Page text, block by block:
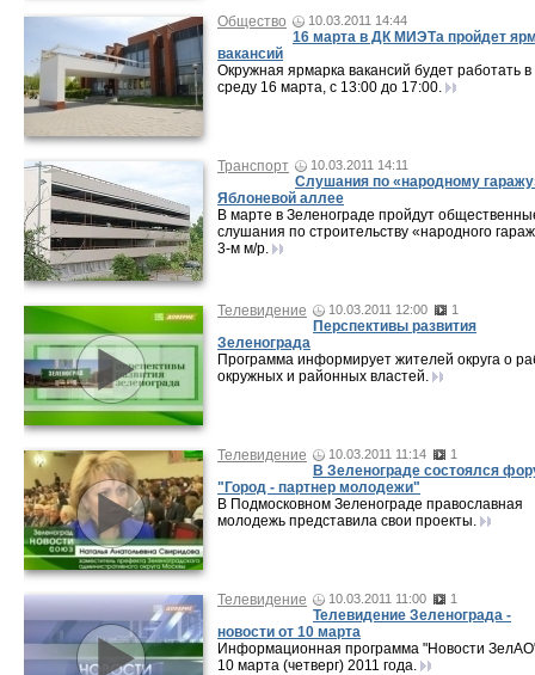
Общество 10.03.2011 14:44
16 марта в ДК МИЭТа пройдет
вакансий
Окружная ярмарка вакансий будет работать в
среду 16 марта, с 13:00 до 17:00.
Транспорт 10.03.2011 14:11
Слушания по «народному
Яблоневой аллее
В марте в Зеленограде пройдут
слушания по строительству «народного
3-м м/р.
Телевидение 10.03.2011 12:00 1
Перспективы развития
Зеленограда
Программа информирует жителей округа о
окружных и районных властей.
Телевидение 10.03.2011 11:14 1
В Зеленограде состоялся
"Город - партнер молодежи"
В Подмосковном Зеленограде православная
молодежь представила свои проекты.
Телевидение 10.03.2011 11:00 1
Телевидение Зеленограда -
новости от 10 марта
Информационная программа "Новости
10 марта (четверг) 2011 года.